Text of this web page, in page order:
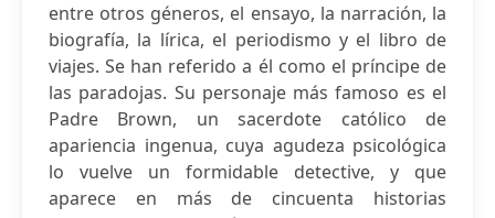
entre otros géneros, el ensayo, la narración, la
biografía, la lírica, el periodismo y el libro de
viajes. Se han referido a él como el príncipe de
las paradojas. Su personaje más famoso es el
Padre Brown, un sacerdote católico de
apariencia ingenua, cuya agudeza psicológica
lo vuelve un formidable detective, y que
aparece en más de cincuenta historias